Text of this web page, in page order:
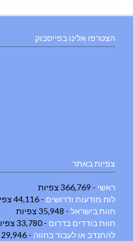
הצטרפו אלינו בפייסבוק
צפיות באתר
ראשי - 366,769 צפיות
לוח מודעות ודרושים - 44,116 צפיות
חוות בישראל - 35,948 צפיות
חוות בודדים בדרום - 33,780 צפיות
להתנדב או לעבוד בחווה - 29,946 צפיות